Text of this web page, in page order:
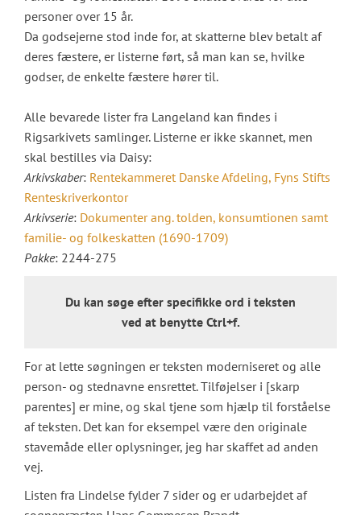
personer over 15 år.
Da godsejerne stod inde for, at skatterne blev betalt af
deres fæstere, er listerne ført, så man kan se, hvilke
godser, de enkelte fæstere hører til.
Alle bevarede lister fra Langeland kan findes i
Rigsarkivets samlinger. Listerne er ikke skannet, men
skal bestilles via Daisy:
Arkivskaber: Rentekammeret Danske Afdeling, Fyns Stifts
Renteskriverkontor
Arkivserie: Dokumenter ang. tolden, konsumtionen samt
familie- og folkeskatten (1690-1709)
Pakke: 2244-275
Du kan søge efter specifikke ord i teksten
ved at benytte Ctrl+f.
For at lette søgningen er teksten moderniseret og alle
person- og stednavne ensrettet. Tilføjelser i [skarp
parentes] er mine, og skal tjene som hjælp til forståelse
af teksten. Det kan for eksempel være den originale
stavemåde eller oplysninger, jeg har skaffet ad anden
vej.
Listen fra Lindelse fylder 7 sider og er udarbejdet af